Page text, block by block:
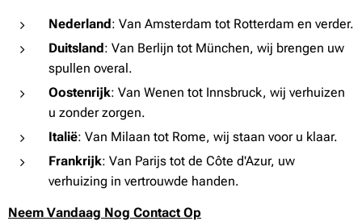
Nederland: Van Amsterdam tot Rotterdam en verder.
Duitsland: Van Berlijn tot München, wij brengen uw
spullen overal.
Oostenrijk: Van Wenen tot Innsbruck, wij verhuizen
u zonder zorgen.
Italië: Van Milaan tot Rome, wij staan voor u klaar.
Frankrijk: Van Parijs tot de Côte d'Azur, uw
verhuizing in vertrouwde handen.
Neem Vandaag Nog Contact Op